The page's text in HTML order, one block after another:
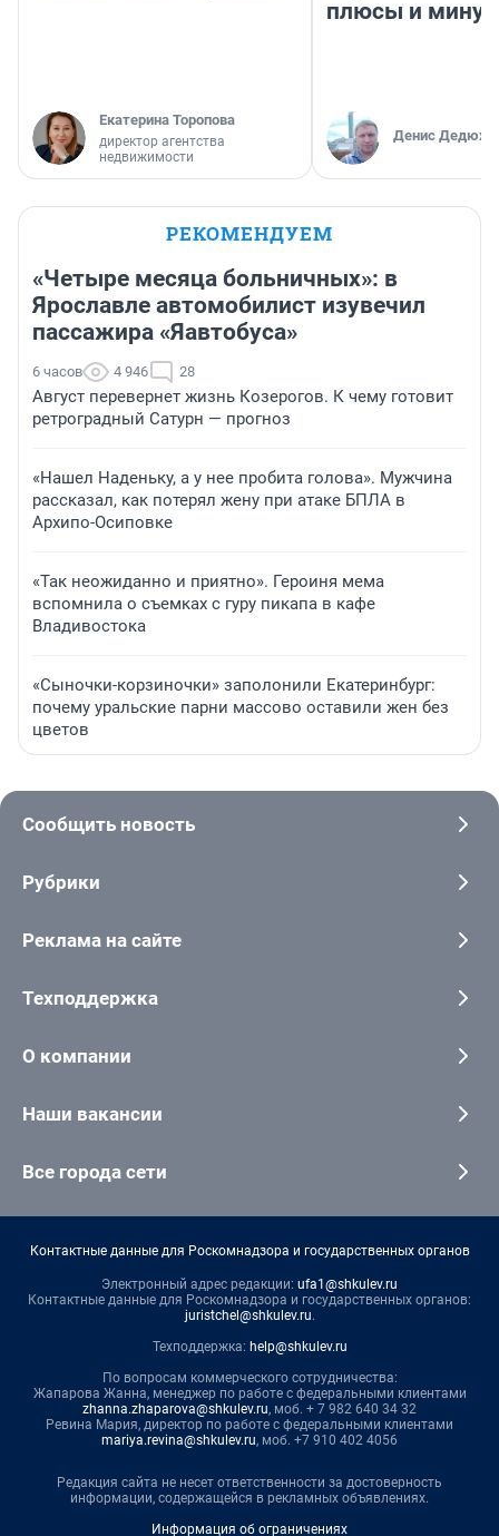
Екатерина Торопова
директор агентства
недвижимости
плюсы и
Денис
РЕКОМЕНДУЕМ
«Четыре месяца больничных»: в
Ярославле автомобилист изувечил
пассажира «Яавтобуса»
6 часов 4 946 28
Август перевернет жизнь Козерогов. К чему готовит
ретроградный Сатурн — прогноз
«Нашел Наденьку, а у нее пробита голова». Мужчина
рассказал, как потерял жену при атаке БПЛА в
Архипо-Осиповке
«Так неожиданно и приятно». Героиня мема
вспомнила о съемках с гуру пикапа в кафе
Владивостока
«Сыночки-корзиночки» заполонили Екатеринбург:
почему уральские парни массово оставили жен без
цветов
Сообщить новость
Рубрики
Реклама на сайте
Техподдержка
О компании
Наши вакансии
Все города сети
Контактные данные для Роскомнадзора и государственных органов
Электронный адрес редакции: ufa1@shkulev.ru
Контактные данные для Роскомнадзора и государственных органов:
juristchel@shkulev.ru.
Техподдержка: help@shkulev.ru
По вопросам коммерческого сотрудничества:
Жапарова Жанна, менеджер по работе с федеральными клиентами
zhanna.zhaparova@shkulev.ru, моб. + 7 982 640 34 32
Ревина Мария, директор по работе с федеральными клиентами
mariya.revina@shkulev.ru, моб. +7 910 402 4056
Редакция сайта не несет ответственности за достоверность
информации, содержащейся в рекламных объявлениях.
Информация об ограничениях